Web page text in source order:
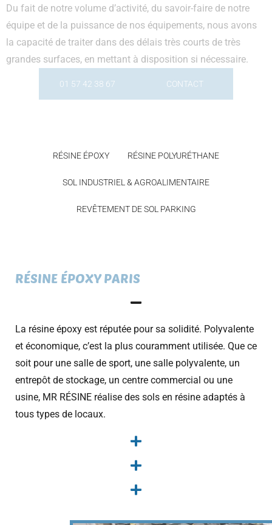
Du fait de notre volume d’activité, du savoir-faire de notre
équipe et de la puissance de nos équipements, nous avons
la capacité de traiter dans des délais très courts de très
grandes surfaces, en mettant à disposition si nécessaire.
01 57 42 38 67 CONTACT
RÉSINE ÉPOXY RÉSINE POLYURÉTHANE
SOL INDUSTRIEL & AGROALIMENTAIRE
REVÊTEMENT DE SOL PARKING
RÉSINE ÉPOXY PARIS
La résine époxy est réputée pour sa solidité. Polyvalente
et économique, c’est la plus couramment utilisée. Que ce
soit pour une salle de sport, une salle polyvalente, un
entrepôt de stockage, un centre commercial ou une
usine, MR RÉSINE réalise des sols en résine adaptés à
tous types de locaux.